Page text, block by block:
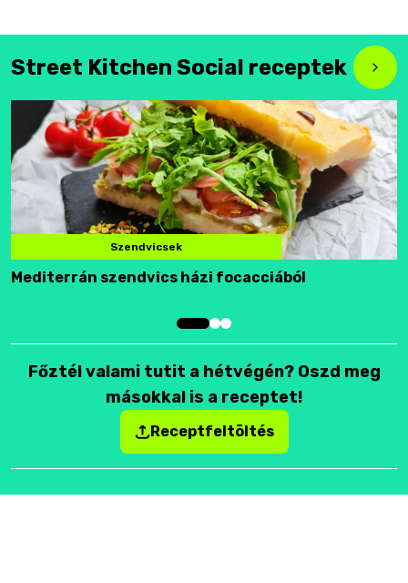
Street Kitchen Social receptek
Szendvicsek
Mediterrán szendvics házi focacciából
Főztél valami tutit a hétvégén? Oszd meg
másokkal is a receptet!
Receptfeltöltés